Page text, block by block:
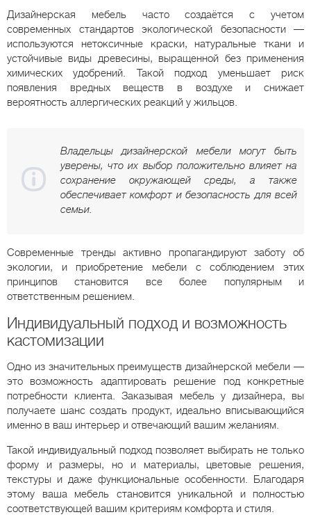
Дизайнерская мебель часто создаётся с учетом
современных стандартов экологической безопасности —
используются нетоксичные краски, натуральные ткани и
устойчивые виды древесины, выращенной без применения
химических удобрений. Такой подход уменьшает риск
появления вредных веществ в воздухе и снижает
вероятность аллергических реакций у жильцов.
Владельцы дизайнерской мебели могут быть
уверены, что их выбор положительно влияет на
сохранение окружающей среды, а также
обеспечивает комфорт и безопасность для всей
семьи.
Современные тренды активно пропагандируют заботу об
экологии, и приобретение мебели с соблюдением этих
принципов становится все более популярным и
ответственным решением.
Индивидуальный подход и возможность
кастомизации
Одно из значительных преимуществ дизайнерской мебели —
это возможность адаптировать решение под конкретные
потребности клиента. Заказывая мебель у дизайнера, вы
получаете шанс создать продукт, идеально вписывающийся
именно в ваш интерьер и отвечающий вашим желаниям.
Такой индивидуальный подход позволяет выбирать не только
форму и размеры, но и материалы, цветовые решения,
текстуры и даже функциональные особенности. Благодаря
этому ваша мебель становится уникальной и полностью
соответствующей вашим критериям комфорта и стиля.